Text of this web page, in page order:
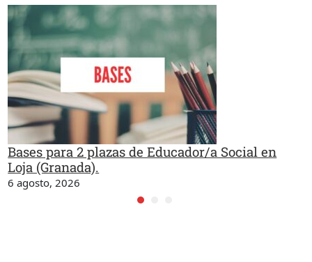
Bases para 2 plazas de Educador/a Social en
Loja (Granada).
6 agosto, 2026